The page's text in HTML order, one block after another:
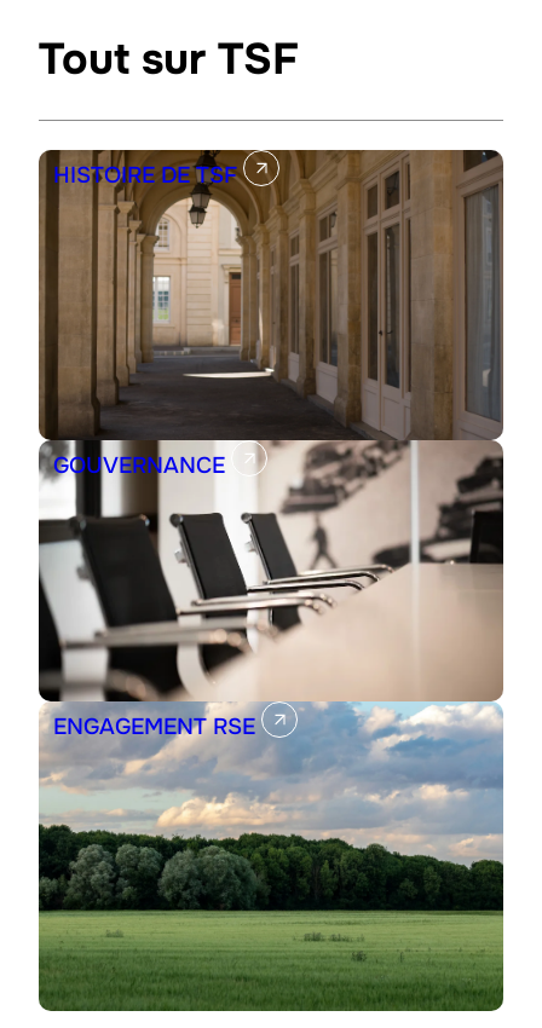
Tout sur TSF
HISTOIRE DE TSF
GOUVERNANCE
ENGAGEMENT RSE